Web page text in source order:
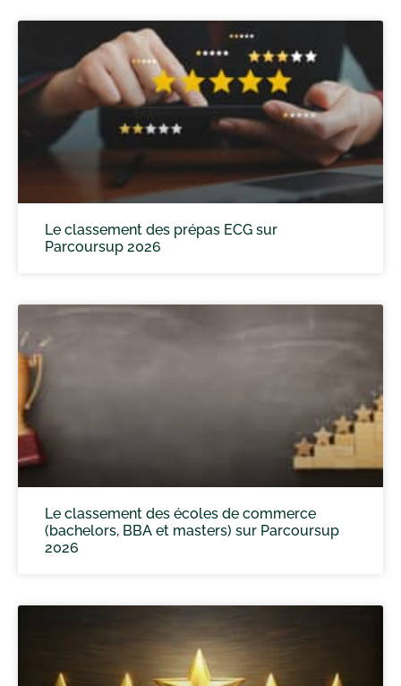
Le classement des prépas ECG sur
Parcoursup 2026
Le classement des écoles de commerce
(bachelors, BBA et masters) sur Parcoursup
2026